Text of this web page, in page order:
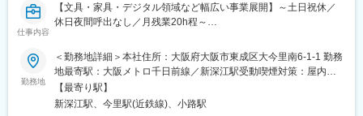
製品の「設計図」を実際の「モノ」へと具現化するプロセス
（QCD：品質・コスト・納期）を統括、改善するやりがいある業
機器などを扱っており、開発～設計～公務～検査の部隊と一緒に
モノづくりに携わることが可能です。
■イトーキについて：
仕事内容
【文具・家具・デジタル領域など幅広い事業展開】～土日祝休／
休日夜間呼出なし／月残業20h程～
◆職務内容
当社の中核事業であるグローバルステーショナリー事業本部に
て、世界品質の文房具づくりを支える最前線で、生産技術の力に
よりグローバルなものづくりをリードしていただきます。
既存設備の改善にとどまらず、自ら設備の設計・組立・改造にも
勤務地
＜勤務地詳細＞本社住所：大阪府大阪市東成区大今里南6-1-1 勤務
地最寄駅：大阪メトロ千日前線／新深江駅受動喫煙対策：屋内全
面禁煙変更の範囲：会社の定める事業所（リモートワーク含む）
【最寄り駅】
新深江駅、今里駅(近鉄線)、小路駅